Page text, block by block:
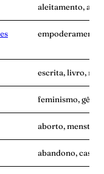
aleitamento, avó,
escrita, livro,
feminismo,
aborto,
abandono,